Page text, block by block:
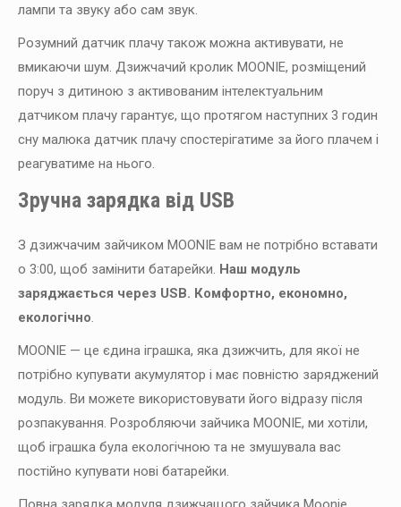
лампи та звуку або сам звук.
Розумний датчик плачу також можна активувати, не
вмикаючи шум. Дзижчачий кролик MOONIE, розміщений
поруч з дитиною з активованим інтелектуальним
датчиком плачу гарантує, що протягом наступних 3 годин
сну малюка датчик плачу спостерігатиме за його плачем і
реагуватиме на нього.
Зручна зарядка від USB
З дзижчачим зайчиком MOONIE вам не потрібно вставати
о 3:00, щоб замінити батарейки. Наш модуль
заряджається через USB. Комфортно, економно,
екологічно.
MOONIE — це єдина іграшка, яка дзижчить, для якої не
потрібно купувати акумулятор і має повністю заряджений
модуль. Ви можете використовувати його відразу після
розпакування. Розробляючи зайчика MOONIE, ми хотіли,
щоб іграшка була екологічною та не змушувала вас
постійно купувати нові батарейки.